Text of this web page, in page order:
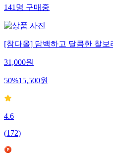
141명구매중
[참다올] 담백하고 달콤한 찰보
31,000원
50%15,500원
4.6
(172)